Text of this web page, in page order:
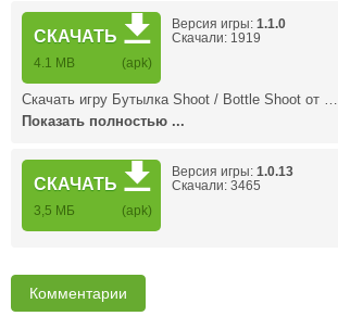
СКАЧАТЬ
4.1 MB (apk)
Версия игры: 1.1.0
Скачали: 1919
Скачать игру Бутылка Shoot / Bottle Shoot от …
Показать полностью ...
СКАЧАТЬ
3,5 MБ (apk)
Версия игры: 1.0.13
Скачали: 3465
Комментарии